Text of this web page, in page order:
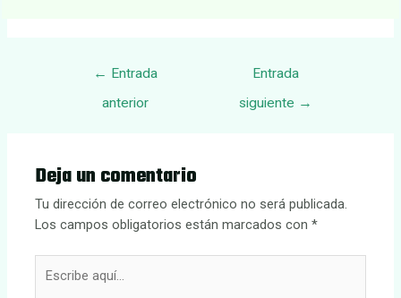
Navegación
← Entrada
anterior
Entrada
siguiente →
Deja un comentario
Tu dirección de correo electrónico no será publicada.
Los campos obligatorios están marcados con*
aquí...